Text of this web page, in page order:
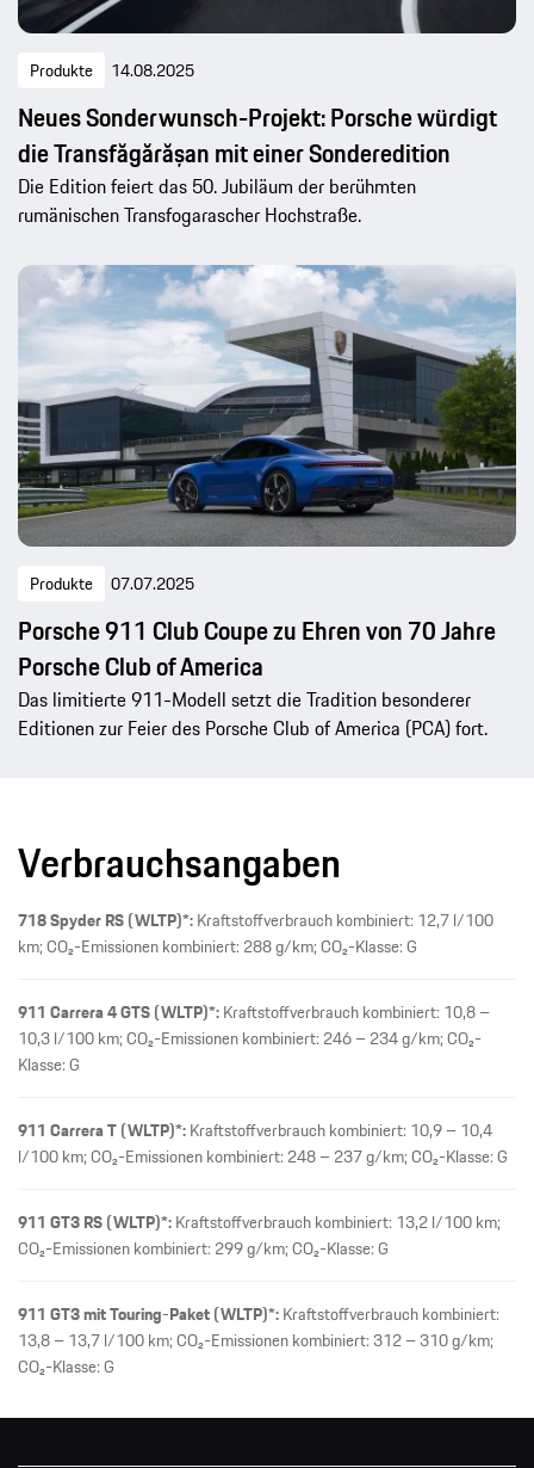
Produkte 14.08.2025
Neues Sonderwunsch-Projekt: Porsche würdigt
die Transfăgărășan mit einer Sonderedition
Die Edition feiert das 50. Jubiläum der berühmten
rumänischen Transfogarascher Hochstraße.
Produkte 07.07.2025
Porsche 911 Club Coupe zu Ehren von 70 Jahre
Porsche Club of America
Das limitierte 911-Modell setzt die Tradition besonderer
Editionen zur Feier des Porsche Club of America (PCA) fort.
Verbrauchsangaben
718 Spyder RS (WLTP)*:Kraftstoffverbrauch kombiniert: 12,7 l/100
km; CO₂-Emissionen kombiniert: 288 g/km; CO₂-Klasse: G
911 Carrera 4 GTS (WLTP)*:Kraftstoffverbrauch kombiniert: 10,8 –
10,3 l/100 km; CO₂-Emissionen kombiniert: 246 – 234 g/km; CO₂-
Klasse: G
911 Carrera T (WLTP)*:Kraftstoffverbrauch kombiniert: 10,9 – 10,4
l/100 km; CO₂-Emissionen kombiniert: 248 – 237 g/km; CO₂-Klasse: G
911 GT3 RS (WLTP)*:Kraftstoffverbrauch kombiniert: 13,2 l/100 km;
CO₂-Emissionen kombiniert: 299 g/km; CO₂-Klasse: G
911 GT3 mit Touring-Paket (WLTP)*:Kraftstoffverbrauch kombiniert:
13,8 – 13,7 l/100 km; CO₂-Emissionen kombiniert: 312 – 310 g/km;
CO₂-Klasse: G